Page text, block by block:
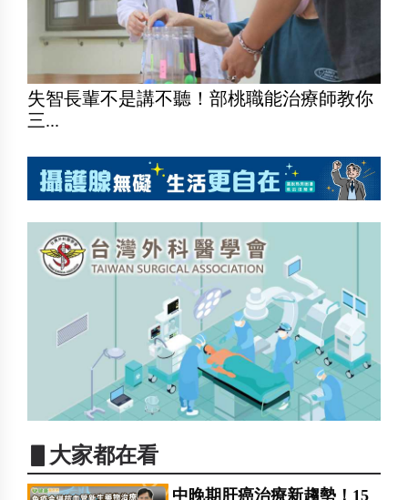
失智長輩不是講不聽！部桃職能治療師教你
三...
▋大家都在看
中晚期肝癌治療新趨勢！15